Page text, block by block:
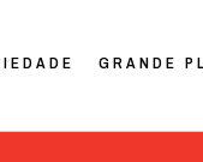
GRANDE